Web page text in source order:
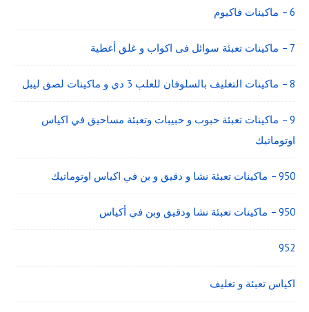
6 – ماكينات فاكيوم
7 – ماكينات تعبئة سوائل فى اكواب و غلق أغطية
8 – ماكينات التغليف بالسلوفان للعلب 3 دي و ماكينات لصق ليبل
9 – ماكينات تعبئة حبوب و حبيبات وتعبئة مساحيق في اكياس
اوتوماتيك
950 – ماكينات تعبئة نشا و دقيق و بن في اكياس اوتوماتيك
950 – ماكينات تعبئة نشا ودقيق وبن في أكياس
952
اكياس تعبئة و تغليف